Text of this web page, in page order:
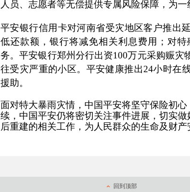
人员、志愿者等无偿提供专属风险保障，为一
平安银行信用卡对河南省受灾地区客户推出
低还款额，银行将减免相关利息费用；对
务。平安银行郑州分行出资100万元采购赈灾
往受灾严重的小区。平安健康推出24小时在
援助。
面对特大暴雨灾情，中国平安将坚守保险初
续，中国平安仍将密切关注事件进展，切实
后重建的相关工作，为人民群众的生命及财产
回到顶部